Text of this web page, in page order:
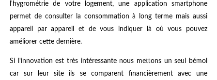
l'hygrométrie de votre logement, une application smartphone
permet de consulter la consommation à long terme mais aussi
appareil par appareil et de vous indiquer là où vous pouvez
améliorer cette dernière.
Si l'innovation est très intéressante nous mettons un seul bémol
car sur leur site ils se comparent financièrement avec une